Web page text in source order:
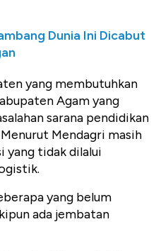
Dunia Ini Dicabut
yang membutuhkan
Agam yang
sarana pendidikan
Mendagri masih
yang tidak dilalui
yang belum
ada jembatan